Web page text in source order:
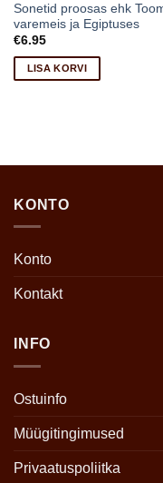
Sonetid proosas ehk
varemeis ja Egiptuses
€6.95
LISA KORVI
KONTO
Konto
Kontakt
INFO
Ostuinfo
Müügitingimused
Privaatuspoliitka